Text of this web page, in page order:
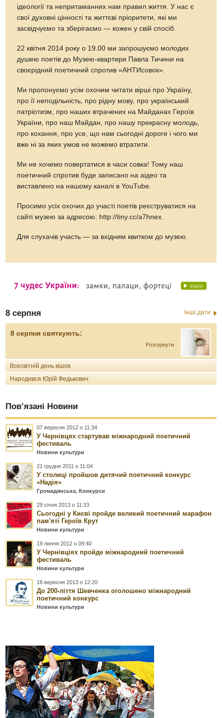
ідеології та непритаманних нам правил життя. У нас є
свої духовні цінності та життєві пріоритети, які ми
засвідчуємо та зберігаємо — кожен у свій спосіб.
22 квітня 2014 року о 19.00 ми запрошуємо молодих
душею поетів до Музею-квартири Павла Тичини на
своєрідний поетичний спротив «АНТИсовок».
Ми пропонуємо усім охочим читати вірші про Україну,
про її неподільність, про рідну мову, про український
патріотизм, про наших втрачених на Майданах Героїв
України, про наш Майдан, про нашу прекрасну молодь,
про кохання, про усе, що нам сьогодні дороге і чого ми
вже ні за яких умов не можемо втратити.
Ми не хочемо повертатися в часи совка! Тому наш
поетичний спротив буде записано на аідео та
виставлено на нашому каналі в YouTube.
Просимо усіх охочих до участі поетів реєструватися на
сайті музею за адресою: http://tiny.cc/a7hnex.
Для слухачів участь — за вхідним квитком до музею.
8 серпня Інші дати
8 серпня святкують:
Розгорнути
Всесвітній день кішок
Народився Юрій Федькович
Пов’язані Новини
07 вересня 2012 о 11:34
У Чернівцях стартував міжнародний поетичний
фестиваль
Новини культури
21 грудня 2011 о 11:04
У столиці пройшов дитячий поетичний конкурс
«Надія»
Громадянська ,Конкурси
29 січня 2013 о 11:33
Сьогодні у Києві пройде великий поетичний марафон
пам'яті Героїв Крут
Новини культури
19 липня 2012 о 09:40
У Чернівціях пройде міжнародний поетичний
фестиваль
Новини культури
16 вересня 2013 о 12:20
До 200-ліття Шевченка оголошено міжнародний
поетичний конкурс
Новини культури